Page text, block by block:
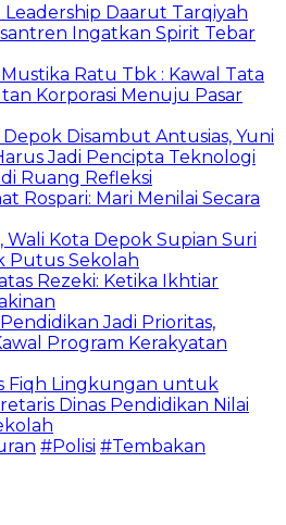
Daarut Tarqiyah
Ingatkan Spirit Tebar
Ratu Tbk : Kawal Tata
Korporasi Menuju Pasar
Disambut Antusias, Yuni
Jadi Pencipta Teknologi
Ruang Refleksi
Rospari: Mari Menilai Secara
Wali Kota Depok Supian Suri
Putus Sekolah
Rezeki: Ketika Ikhtiar
Jadi Prioritas,
Program Kerakyatan
Fiqh Lingkungan untuk
Dinas Pendidikan Nilai
#Polisi #Tembakan